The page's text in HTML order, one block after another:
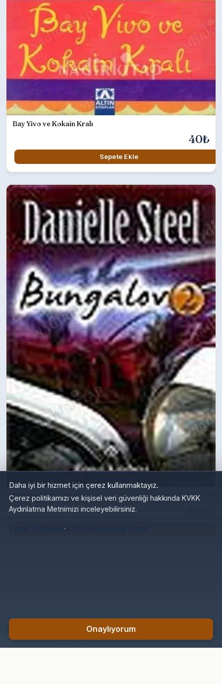
Bay Yivo ve Kokain Kralı
40₺
Sepete Ekle
Bungalov - 2
Sepete Ekle
Daha iyi bir hizmet için çerez kullanmaktayız.
Çerez politikamızı ve kişisel veri güvenliği hakkında KVKK
Aydınlatma Metnimizi inceleyebilirsiniz.
·
Onaylıyorum